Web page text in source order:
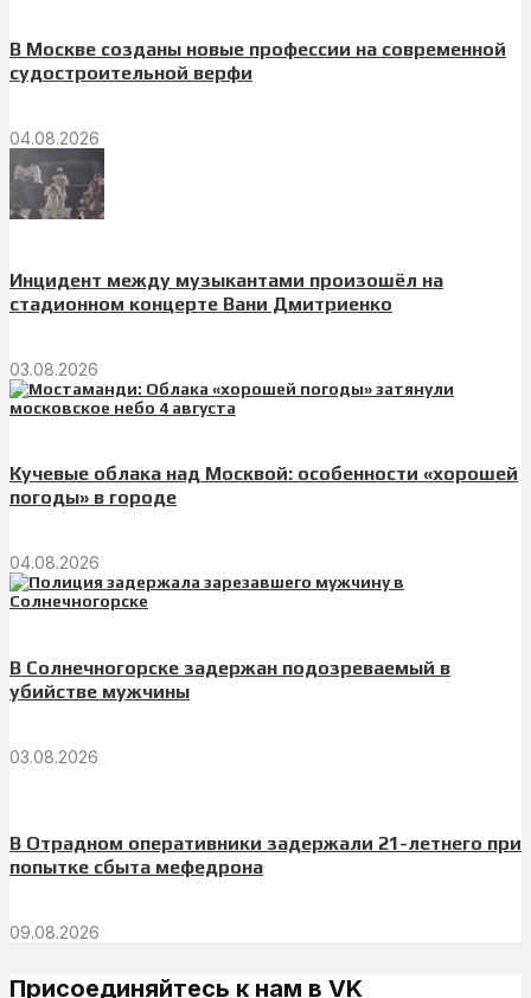
В Москве созданы новые профессии на современной
судостроительной верфи
04.08.2026
Инцидент между музыкантами произошёл на
стадионном концерте Вани Дмитриенко
03.08.2026
Кучевые облака над Москвой: особенности «хорошей
погоды» в городе
04.08.2026
В Солнечногорске задержан подозреваемый в
убийстве мужчины
03.08.2026
В Отрадном оперативники задержали 21-летнего при
попытке сбыта мефедрона
09.08.2026
Присоединяйтесь к нам в VK